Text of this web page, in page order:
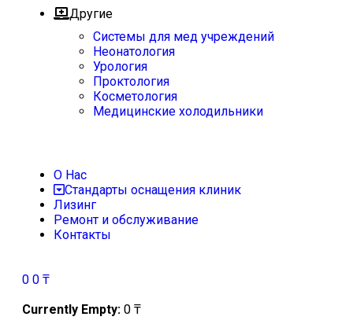
Другие
Системы для мед учреждений
Неонатология
Урология
Проктология
Косметология
Медицинские холодильники
О Нас
Стандарты оснащения клиник
Лизинг
Ремонт и обслуживание
Контакты
0 0 ₸
Currently Empty: 0 ₸